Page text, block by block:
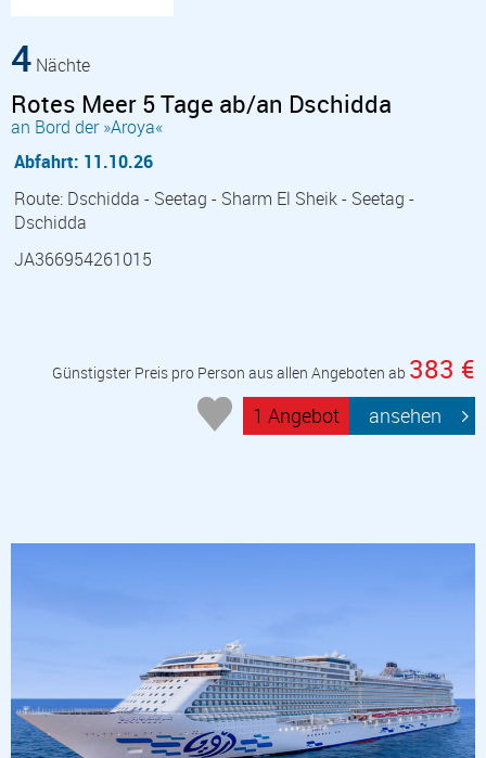
4 Nächte
Rotes Meer 5 Tage ab/an Dschidda
an Bord der »Aroya«
Abfahrt: 11.10.26
Route: Dschidda - Seetag - Sharm El Sheik - Seetag -
Dschidda
JA366954261015
Günstigster Preis pro Person aus allen Angeboten ab 383 €
1 Angebot ansehen